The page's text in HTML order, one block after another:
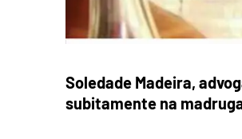
Soledade Madeira,
subitamente na